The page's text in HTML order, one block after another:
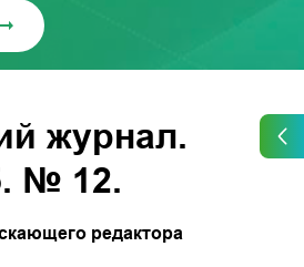
журнал.
№ 12.
редактора